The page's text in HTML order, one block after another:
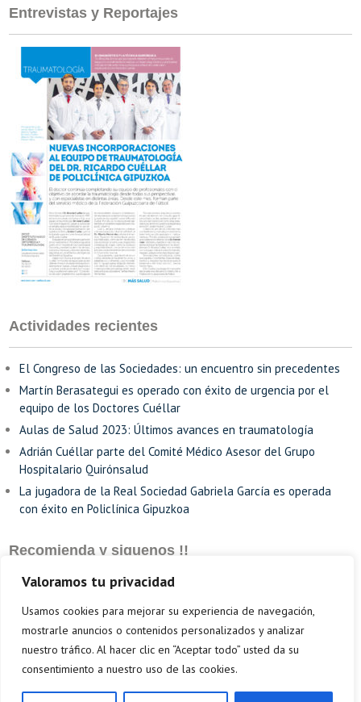
Valoramos tu privacidad
Usamos cookies para mejorar su experiencia de navegación,
mostrarle anuncios o contenidos personalizados y analizar
nuestro tráfico. Al hacer clic en “Aceptar todo” usted da su
consentimiento a nuestro uso de las cookies.
Entrevistas y Reportajes
Actividades recientes
El Congreso de las Sociedades: un encuentro sin precedentes
Martín Berasategui es operado con éxito de urgencia por el
equipo de los Doctores Cuéllar
Aulas de Salud 2023: Últimos avances en traumatología
Adrián Cuéllar parte del Comité Médico Asesor del Grupo
Hospitalario Quirónsalud
La jugadora de la Real Sociedad Gabriela García es operada
con éxito en Policlínica Gipuzkoa
Recomienda y siguenos !!